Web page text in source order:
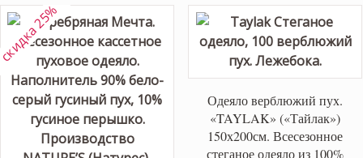
25%
Одеяло верблюжий пух.
«TAYLAK» («Тайлак»)
150х200см. Всесезонное
стеганое одеяло из 100%